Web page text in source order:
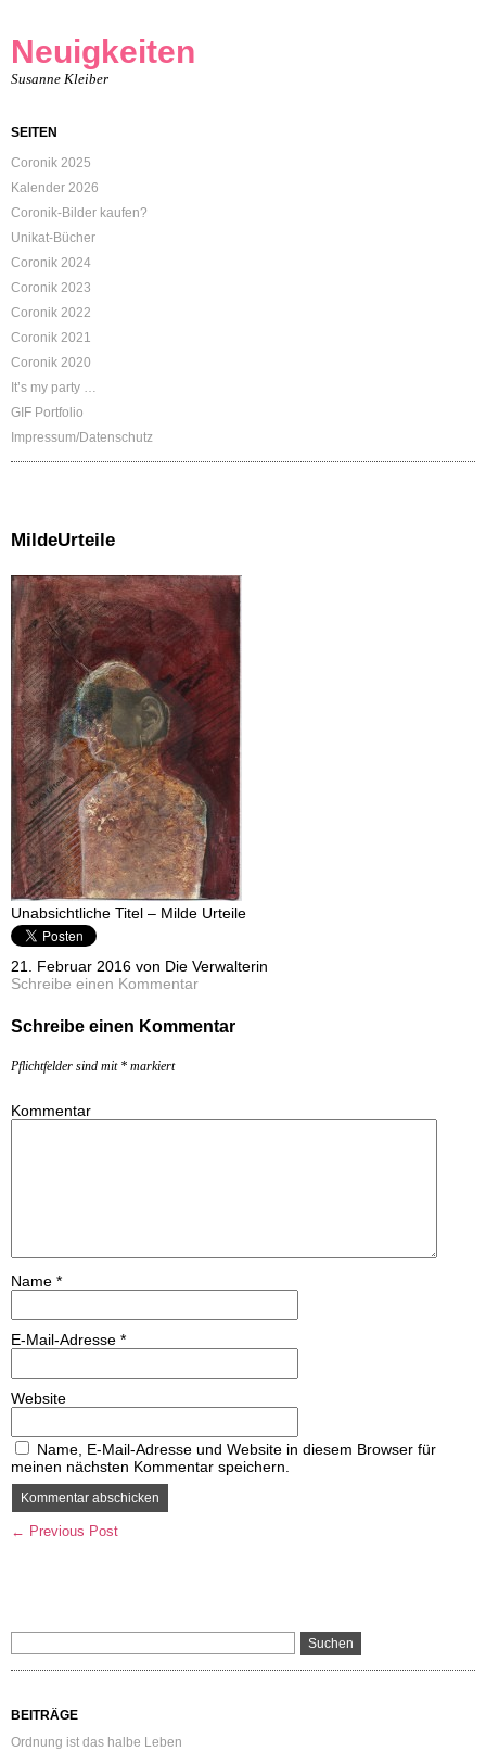
Neuigkeiten
Susanne Kleiber
SEITEN
Coronik 2025
Kalender 2026
Coronik-Bilder kaufen?
Unikat-Bücher
Coronik 2024
Coronik 2023
Coronik 2022
Coronik 2021
Coronik 2020
It’s my party …
GIF Portfolio
Impressum/Datenschutz
MildeUrteile
Unabsichtliche Titel – Milde Urteile
21. Februar 2016 von Die Verwalterin
Schreibe einen Kommentar
Schreibe einen Kommentar
Pflichtfelder sind mit * markiert
Kommentar
Name *
E-Mail-Adresse *
Website
Name, E-Mail-Adresse und Website in diesem Browser für
meinen nächsten Kommentar speichern.
← Previous Post
BEITRÄGE
Ordnung ist das halbe Leben